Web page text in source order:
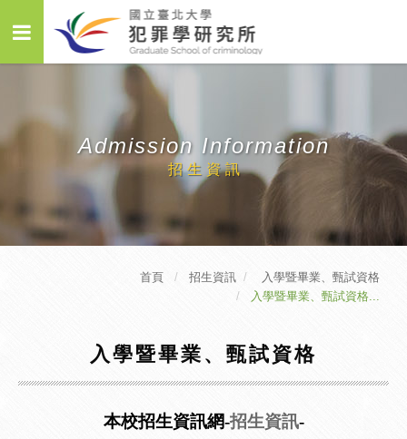
Admission Information
招生資訊
首頁 招生資訊
入學暨畢業、甄試資格
入學暨畢業、甄試資格...
入學暨畢業、甄試資格
本校招生資訊網-招生資訊-